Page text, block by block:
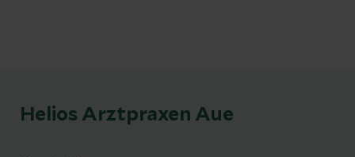
Helios Arztpraxen Aue